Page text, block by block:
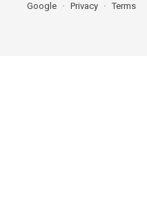
Google Privacy Terms